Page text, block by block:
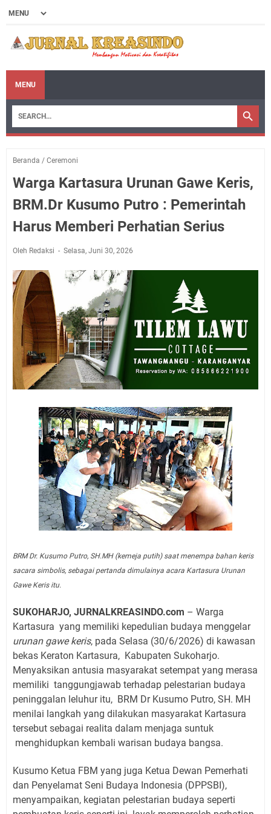
MENU
Beranda / Ceremoni
Warga Kartasura Urunan Gawe Keris,
BRM.Dr Kusumo Putro : Pemerintah
Harus Memberi Perhatian Serius
Oleh Redaksi Selasa, Juni 30, 2026
BRM Dr. Kusumo Putro, SH.MH (kemeja putih) saat menempa bahan keris
sacara simbolis, sebagai pertanda dimulainya acara Kartasura Urunan
Gawe Keris itu.
SUKOHARJO, JURNALKREASINDO.com – Warga
Kartasura yang memiliki kepedulian budaya menggelar
urunan gawe keris, pada Selasa (30/6/2026) di kawasan
bekas Keraton Kartasura, Kabupaten Sukoharjo.
Menyaksikan antusia masyarakat setempat yang merasa
memiliki tanggungjawab terhadap pelestarian budaya
peninggalan leluhur itu, BRM Dr Kusumo Putro, SH. MH
menilai langkah yang dilakukan masyarakat Kartasura
tersebut sebagai realita dalam menjaga suntuk
menghidupkan kembali warisan budaya bangsa.
Kusumo Ketua FBM yang juga Ketua Dewan Pemerhati
dan Penyelamat Seni Budaya Indonesia (DPPSBI),
menyampaikan, kegiatan pelestarian budaya seperti